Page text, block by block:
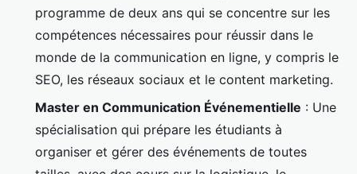
programme de deux ans qui se concentre sur les
compétences nécessaires pour réussir dans le
monde de la communication en ligne, y compris le
SEO, les réseaux sociaux et le content marketing.
Master en Communication Événementielle : Une
spécialisation qui prépare les étudiants à
organiser et gérer des événements de toutes